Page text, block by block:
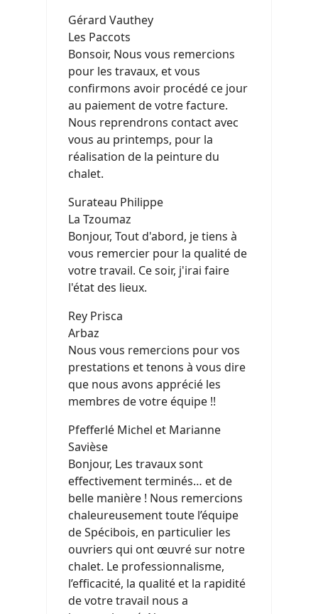
Gérard Vauthey
Les Paccots
Bonsoir, Nous vous remercions
pour les travaux, et vous
confirmons avoir procédé ce jour
au paiement de votre facture.
Nous reprendrons contact avec
vous au printemps, pour la
réalisation de la peinture du
chalet.
Surateau Philippe
La Tzoumaz
Bonjour, Tout d'abord, je tiens à
vous remercier pour la qualité de
votre travail. Ce soir, j'irai faire
l'état des lieux.
Rey Prisca
Arbaz
Nous vous remercions pour vos
prestations et tenons à vous dire
que nous avons apprécié les
membres de votre équipe !!
Pfefferlé Michel et Marianne
Savièse
Bonjour, Les travaux sont
effectivement terminés… et de
belle manière ! Nous remercions
chaleureusement toute l’équipe
de Spécibois, en particulier les
ouvriers qui ont œuvré sur notre
chalet. Le professionnalisme,
l’efficacité, la qualité et la rapidité
de votre travail nous a